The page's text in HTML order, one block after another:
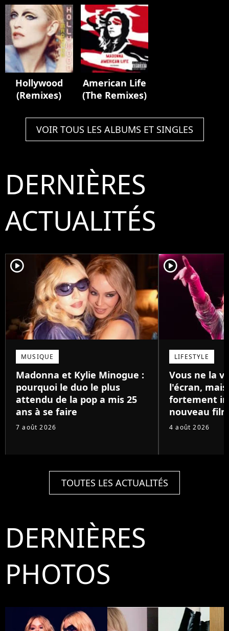
Untold
Chapter
Hollywood
(Remixes)
American Life
(The Remixes)
VOIR TOUS LES ALBUMS ET SINGLES
DERNIÈRES
ACTUALITÉS
player2
MUSIQUE
Madonna et Kylie Minogue :
pourquoi le duo le plus
attendu de la pop a mis 25
ans à se faire
7 août 2026
player2
LIFESTYLE
Vous ne la
l'écran,
fortement
nouveau
4 août 2026
TOUTES LES ACTUALITÉS
DERNIÈRES
PHOTOS